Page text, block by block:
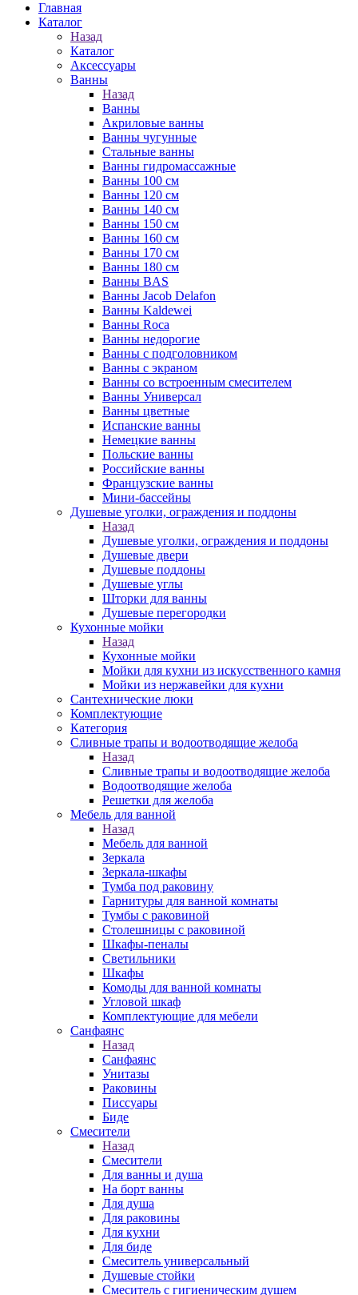
Главная
Каталог
Назад
Каталог
Аксессуары
Ванны
Назад
Ванны
Акриловые ванны
Ванны чугунные
Стальные ванны
Ванны гидромассажные
Ванны 100 см
Ванны 120 см
Ванны 140 см
Ванны 150 см
Ванны 160 см
Ванны 170 см
Ванны 180 см
Ванны BAS
Ванны Jacob Delafon
Ванны Kaldewei
Ванны Roca
Ванны недорогие
Ванны с подголовником
Ванны с экраном
Ванны со встроенным смесителем
Ванны Универсал
Ванны цветные
Испанские ванны
Немецкие ванны
Польские ванны
Российские ванны
Французские ванны
Мини-бассейны
Душевые уголки, ограждения и поддоны
Назад
Душевые уголки, ограждения и поддоны
Душевые двери
Душевые поддоны
Душевые углы
Шторки для ванны
Душевые перегородки
Кухонные мойки
Назад
Кухонные мойки
Мойки для кухни из искусственного камня
Мойки из нержавейки для кухни
Сантехнические люки
Комплектующие
Категория
Cливные трапы и водоотводящие желоба
Назад
Cливные трапы и водоотводящие желоба
Водоотводящие желоба
Решетки для желоба
Мебель для ванной
Назад
Мебель для ванной
Зеркала
Зеркала-шкафы
Тумба под раковину
Гарнитуры для ванной комнаты
Тумбы с раковиной
Столешницы с раковиной
Шкафы-пеналы
Светильники
Шкафы
Комоды для ванной комнаты
Угловой шкаф
Комплектующие для мебели
Санфаянс
Назад
Санфаянс
Унитазы
Раковины
Писсуары
Биде
Смесители
Назад
Смесители
Для ванны и душа
На борт ванны
Для душа
Для раковины
Для кухни
Для биде
Смеситель универсальный
Душевые стойки
Смеситель с гигиеническим душем